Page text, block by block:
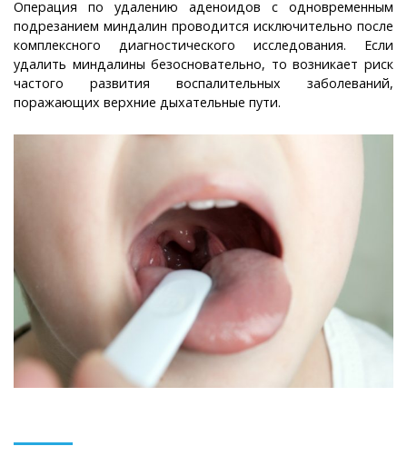
Операция по удалению аденоидов с одновременным
подрезанием миндалин проводится исключительно после
комплексного диагностического исследования. Если
удалить миндалины безосновательно, то возникает риск
частого развития воспалительных заболеваний,
поражающих верхние дыхательные пути.